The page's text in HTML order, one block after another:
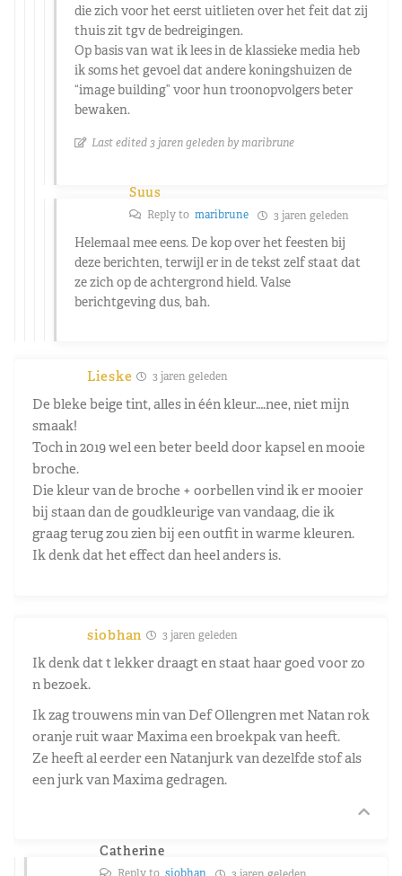
die zich voor het eerst uitlieten over het feit dat zij
thuis zit tgv de bedreigingen.
Op basis van wat ik lees in de klassieke media heb
ik soms het gevoel dat andere koningshuizen de
“image building” voor hun troonopvolgers beter
bewaken.
Last edited 3 jaren geleden by maribrune
Suus
Reply to maribrune 3 jaren geleden
Helemaal mee eens. De kop over het feesten bij
deze berichten, terwijl er in de tekst zelf staat dat
ze zich op de achtergrond hield. Valse
berichtgeving dus, bah.
Lieske 3 jaren geleden
De bleke beige tint, alles in één kleur….nee, niet mijn
smaak!
Toch in 2019 wel een beter beeld door kapsel en mooie
broche.
Die kleur van de broche + oorbellen vind ik er mooier
bij staan dan de goudkleurige van vandaag, die ik
graag terug zou zien bij een outfit in warme kleuren.
Ik denk dat het effect dan heel anders is.
siobhan 3 jaren geleden
Ik denk dat t lekker draagt en staat haar goed voor zo
n bezoek.
Ik zag trouwens min van Def Ollengren met Natan rok
oranje ruit waar Maxima een broekpak van heeft.
Ze heeft al eerder een Natanjurk van dezelfde stof als
een jurk van Maxima gedragen.
Catherine
Reply to siobhan